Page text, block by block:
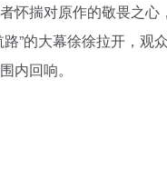
怀揣对原作的敬畏之
路”的大幕徐徐拉开，
内回响。